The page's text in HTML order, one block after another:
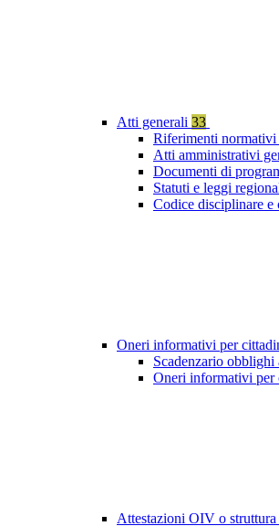
Atti generali 33
Riferimenti normativi
Atti amministrativi
Documenti di
Statuti e leggi
Codice disciplinare e
Oneri informativi per
Scadenzario
Oneri informativi per
Attestazioni OIV o struttura